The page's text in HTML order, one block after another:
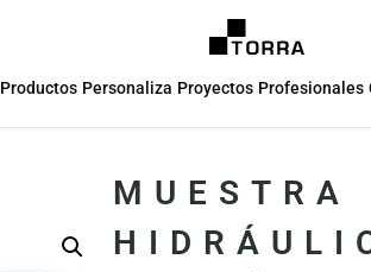
Productos Personaliza Proyectos Profesionales
MUESTRA